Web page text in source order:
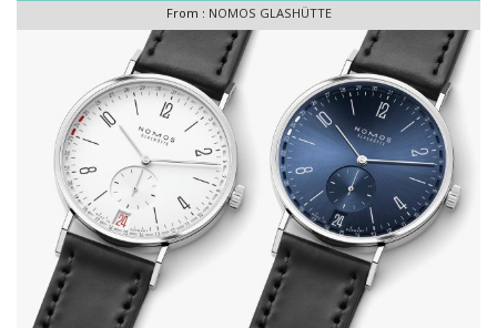
From : NOMOS GLASHÜTTE